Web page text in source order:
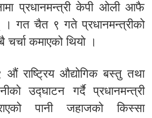
प्रधानमन्त्री केपी ओली आफै
। गत चैत ९ गते प्रधानमन्त्रीको
कमाएको थियो ।
औं राष्ट्रिय औद्योगिक बस्तु तथा
उद्घाटन गर्दै प्रधानमन्त्री
पानी जहाजको किस्सा